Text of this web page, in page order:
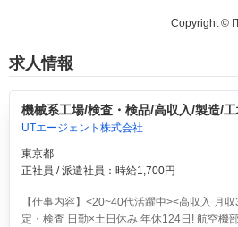
Copyright ©
求人情報
機械系工場/検査・検品/高収入/製造/
UTエージェント株式会社
東京都
正社員 / 派遣社員：時給1,700円
【仕事内容】<20~40代活躍中><高収入 月
定・検査 日勤×土日休み 年休124日!航空機